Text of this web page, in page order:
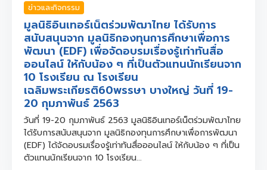
ข่าวและกิจกรรม
มูลนิธิอินเทอร์เน็ตร่วมพัฒาไทย ได้รับการ
สนับสนุนจาก มูลนิธิกองทุนการศึกษาเพื่อการ
พัฒนา (EDF) เพื่อจัดอบรมเรื่องรู้เท่าทันสื่อ
ออนไลน์ ให้กับน้อง ๆ ที่เป็นตัวแทนนักเรียนจาก
10 โรงเรียน ณ โรงเรียน
เฉลิมพระเกียรติ60พรรษา บางใหญ่ วันที่ 19-
20 กุมภาพันธ์ 2563
วันที่ 19-20 กุมภาพันธ์ 2563 มูลนิธิอินเทอร์เน็ตร่วมพัฒาไทย
ได้รับการสนับสนุนจาก มูลนิธิกองทุนการศึกษาเพื่อการพัฒนา
(EDF) ได้จัดอบรมเรื่องรู้เท่าทันสื่อออนไลน์ ให้กับน้อง ๆ ที่เป็น
ตัวแทนนักเรียนจาก 10 โรงเรียน...